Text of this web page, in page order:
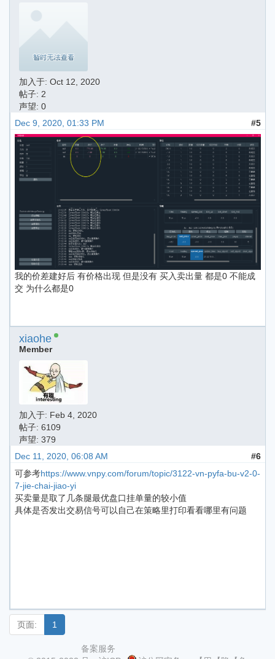
加入于: Oct 12, 2020
帖子: 2
声望: 0
Dec 9, 2020, 01:33 PM
#5
我的价差建好后 有价格出现 但是没有 买入卖出量 都是0 不能成
交 为什么都是0
xiaohe
Member
加入于: Feb 4, 2020
帖子: 6109
声望: 379
Dec 11, 2020, 06:08 AM
#6
可参考https://www.vnpy.com/forum/topic/3122-vn-pyfa-bu-v2-0-
7-jie-chai-jiao-yi
买卖量是取了几条腿最优盘口挂单量的较小值
具体是否发出交易信号可以自己在策略里打印看看哪里有问题
页面: 1
备案服务